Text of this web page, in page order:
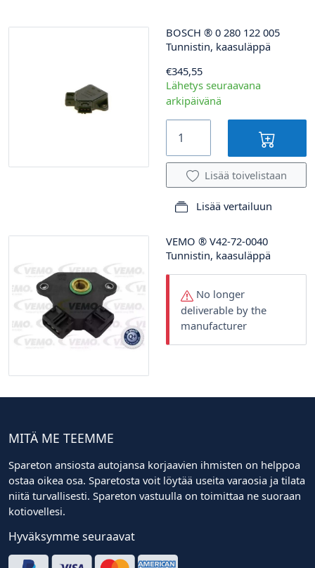
BOSCH ® 0 280 122 005
Tunnistin, kaasuläppä
€345,55
Lähetys seuraavana
arkipäivänä
Lisää toivelistaan
Lisää vertailuun
VEMO ® V42-72-0040
Tunnistin, kaasuläppä
No longer
deliverable by the
manufacturer
MITÄ ME TEEMME
Spareton ansiosta autojansa korjaavien ihmisten on helppoa
ostaa oikea osa. Sparetosta voit löytää useita varaosia ja tilata
niitä turvallisesti. Spareton vastuulla on toimittaa ne suoraan
kotiovellesi.
Hyväksymme seuraavat